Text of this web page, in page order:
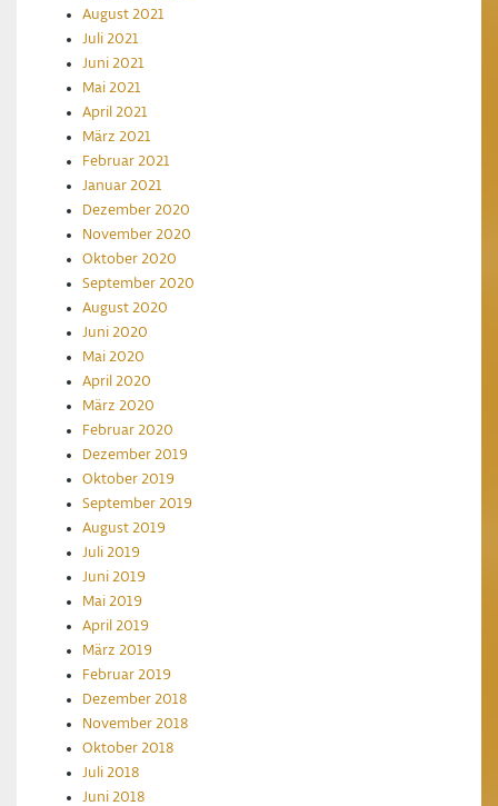
August 2021
Juli 2021
Juni 2021
Mai 2021
April 2021
März 2021
Februar 2021
Januar 2021
Dezember 2020
November 2020
Oktober 2020
September 2020
August 2020
Juni 2020
Mai 2020
April 2020
März 2020
Februar 2020
Dezember 2019
Oktober 2019
September 2019
August 2019
Juli 2019
Juni 2019
Mai 2019
April 2019
März 2019
Februar 2019
Dezember 2018
November 2018
Oktober 2018
Juli 2018
Juni 2018